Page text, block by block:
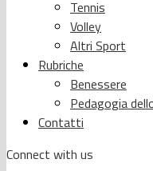
Tennis
Volley
Altri Sport
Rubriche
Benessere
Pedagogia
Contatti
Connect with us